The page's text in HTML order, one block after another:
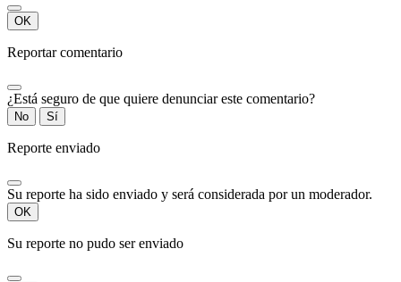
OK
Reportar comentario
¿Está seguro de que quiere denunciar este comentario?
No Sí
Reporte enviado
Su reporte ha sido enviado y será considerada por un moderador.
OK
Su reporte no pudo ser enviado